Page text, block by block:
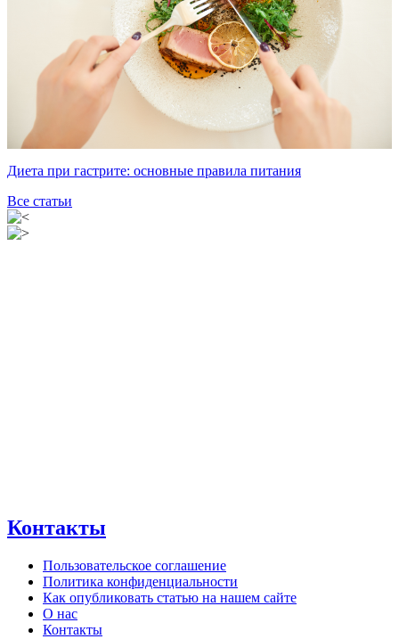
Диета при гастрите: основные правила питания
Все статьи
Контакты
Пользовательское соглашение
Политика конфиденциальности
Как опубликовать статью на нашем сайте
О нас
Контакты